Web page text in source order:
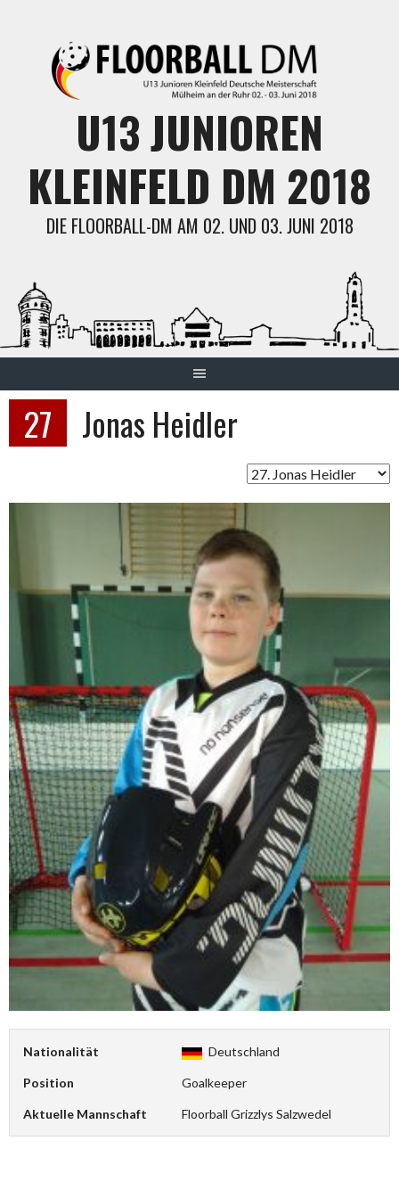
U13 JUNIOREN
KLEINFELD DM 2018
DIE FLOORBALL-DM AM 02. UND 03. JUNI 2018
27 Jonas Heidler
Nationalität Deutschland
Position Goalkeeper
Aktuelle Mannschaft Floorball Grizzlys Salzwedel